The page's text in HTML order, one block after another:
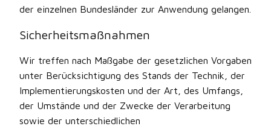
der einzelnen Bundesländer zur Anwendung gelangen.
Sicherheitsmaßnahmen
Wir treffen nach Maßgabe der gesetzlichen Vorgaben
unter Berücksichtigung des Stands der Technik, der
Implementierungskosten und der Art, des Umfangs,
der Umstände und der Zwecke der Verarbeitung
sowie der unterschiedlichen